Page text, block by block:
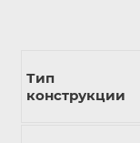
Тип
конструкции